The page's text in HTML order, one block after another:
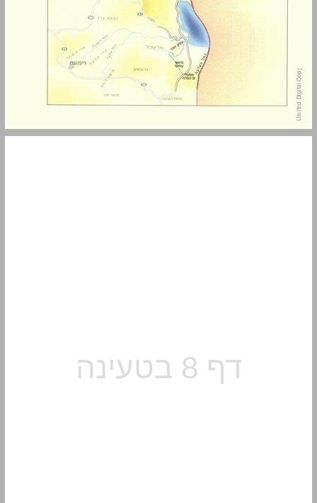
מסלע ... 10